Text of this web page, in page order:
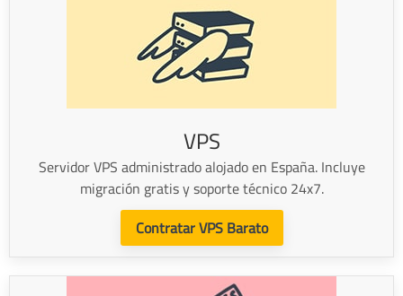
VPS
Servidor VPS administrado alojado en España. Incluye
migración gratis y soporte técnico 24x7.
Contratar VPS Barato